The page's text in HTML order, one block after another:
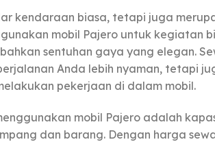
kendaraan biasa, tetapi juga
mobil Pajero untuk kegiatan
sentuhan gaya yang elegan.
Anda lebih nyaman, tetapi
pekerjaan di dalam mobil.
mobil Pajero adalah
dan barang. Dengan harga